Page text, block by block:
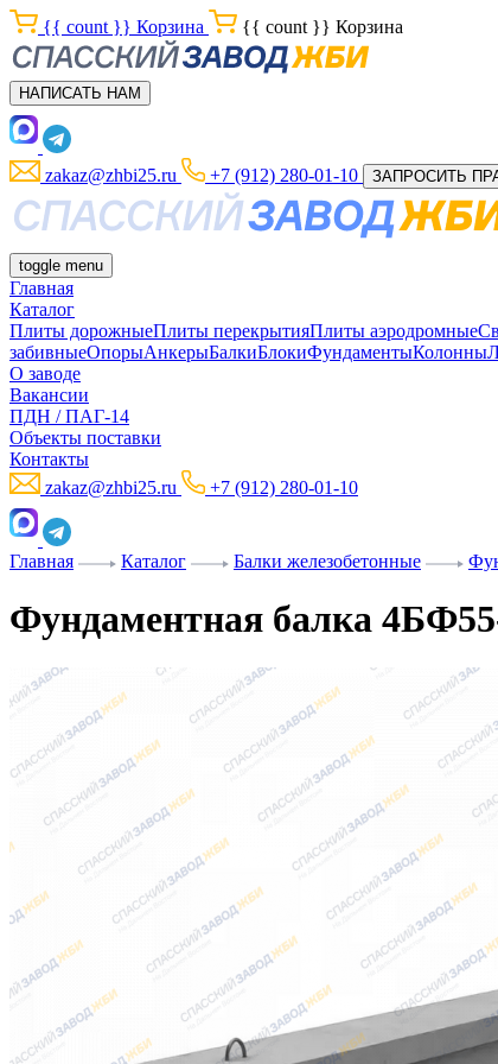
{{ count }} Корзина {{ count }} Корзина
НАПИСАТЬ НАМ
zakaz@zhbi25.ru +7 (912) 280-01-10 ЗАПРОСИТЬ
toggle menu
Главная
Каталог
Плиты дорожныеПлиты перекрытияПлиты аэродромные
забивныеОпорыАнкерыБалкиБлокиФундаментыКолонны
О заводе
Вакансии
ПДН / ПАГ-14
Объекты поставки
Контакты
zakaz@zhbi25.ru
+7 (912) 280-01-10
Главная Каталог Балки железобетонные
Фундаментная балка